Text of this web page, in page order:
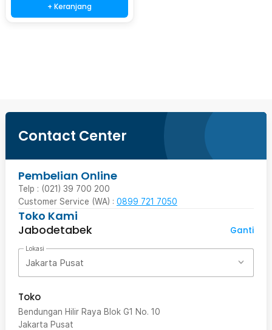
+ Keranjang
Contact Center
Pembelian Online
Telp : (021) 39 700 200
Customer Service (WA) : 0899 721 7050
Toko Kami
Jabodetabek
Ganti
Lokasi
Jakarta Pusat
Toko
Bendungan Hilir Raya Blok G1 No. 10
Jakarta Pusat